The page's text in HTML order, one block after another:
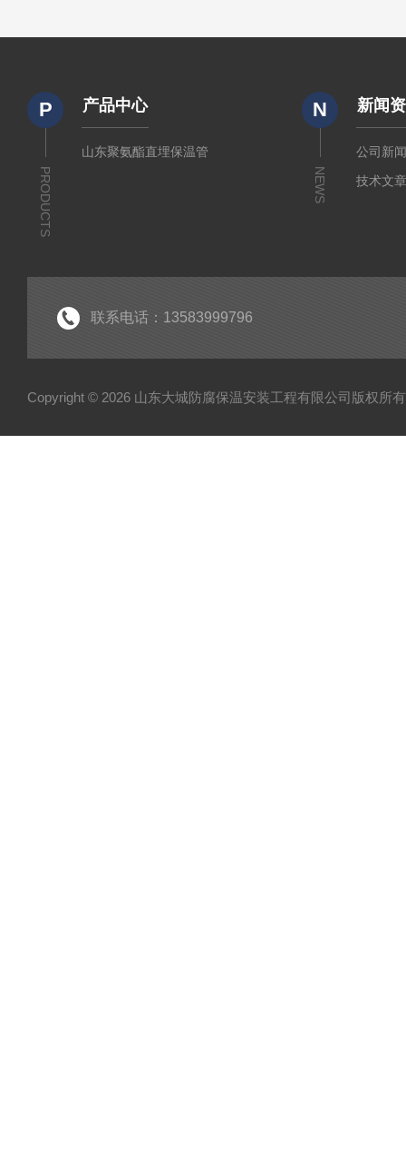
P
PRODUCTS
产品中心
山东聚氨酯直埋保温管
N
NEWS
新闻
公司新
技术文
联系电话：13583999796
Copyright © 2026 山东大城防腐保温安装工程有限公司版权所